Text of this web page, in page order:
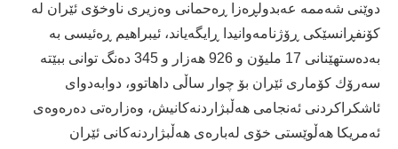
دوێنی شەممە عەبدولڕەزا ڕەحمانی وەزیری ناوخۆی ئێران لە
كۆنفڕانسێكی ڕۆژنامەوانیدا ڕایگەیاند، ئیبراهیم ڕەئیسی بە
بەدەستهێنانی 17 ملیۆن و 926 هەزار و 345 دەنگ توانی ببێتە
سەرۆك كۆماری ئێران بۆ چوار ساڵی داهاتوو، دوابەدوای
ئاشكراكردنی ئەنجامی هەڵبژاردنەكانیش، وەزارەتی دەرەوەی
ئەمریكا هەڵوێستی خۆی لەبارەی هەڵبژاردنەكانی ئێران